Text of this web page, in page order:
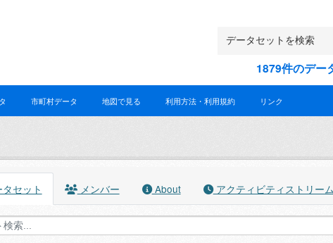
1879件のデー
市町村データ 地図で見る 利用方法・利用規約 リンク
セット メンバー About アクティビティストリーム